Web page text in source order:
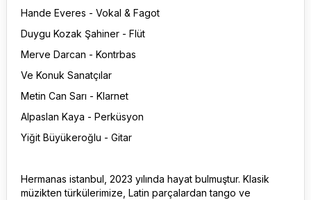
Hande Everes - Vokal & Fagot
Duygu Kozak Şahiner - Flüt
Merve Darcan - Kontrbas
Ve Konuk Sanatçılar
Metin Can Sarı - Klarnet
Alpaslan Kaya - Perküsyon
Yiğit Büyükeroğlu - Gitar
Hermanas istanbul, 2023 yılında hayat bulmuştur. Klasik
müzikten türkülerimize, Latin parçalardan tango ve